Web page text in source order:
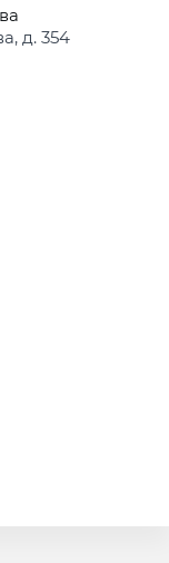
д. 354